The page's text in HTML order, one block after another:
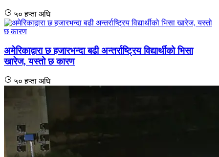
५० हप्ता अघि
अमेरिकाद्वारा छ हजारभन्दा बढी अन्तर्राष्ट्रिय विद्यार्थीको भिसा
खारेज, यस्तो छ कारण
५० हप्ता अघि